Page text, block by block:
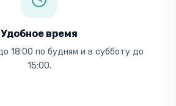
Удобное время
18:00 по будням и в субботу до
15:00.